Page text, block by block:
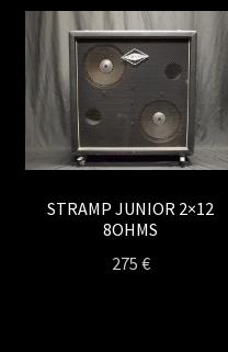
STRAMP JUNIOR 2×12
8OHMS
275 €